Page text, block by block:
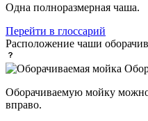
Одна полноразмерная чаша.
Перейти в глоссарий
Расположение чаши
Оборачиваемую мойку
вправо.